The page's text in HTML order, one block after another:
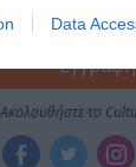
Data
Ακολουθήστε το